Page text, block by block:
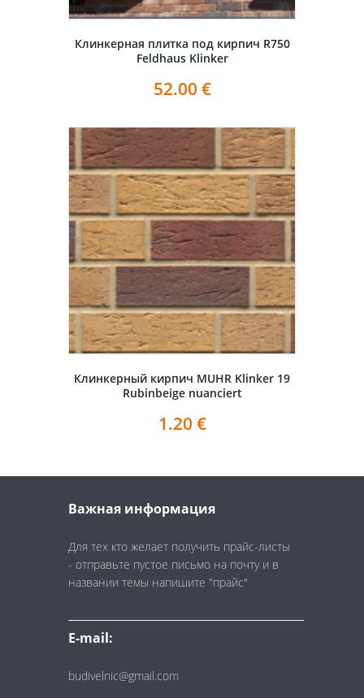
Клинкерная плитка под кирпич R750
Feldhaus Klinker
52.00 €
Клинкерный кирпич MUHR Klinker 19
Rubinbeige nuanciert
1.20 €
Важная информация
Для тех кто желает получить прайс-листы
- отправьте пустое письмо на почту и в
названии темы напишите "прайс"
E-mail:
budivelnic@gmail.com